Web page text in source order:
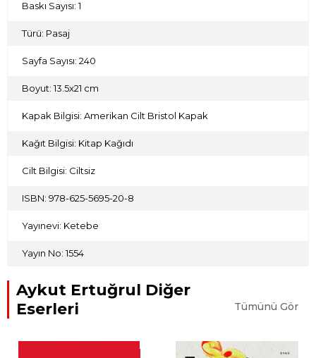
Baskı Sayısı: 1
Türü: Pasaj
Sayfa Sayısı: 240
Boyut: 13.5x21 cm
Kapak Bilgisi: Amerikan Cilt Bristol Kapak
Kağıt Bilgisi: Kitap Kağıdı
Cilt Bilgisi: Ciltsiz
ISBN: 978-625-5695-20-8
Yayınevi: Ketebe
Yayın No: 1554
Aykut Ertuğrul Diğer
Eserleri
Tümünü Gör